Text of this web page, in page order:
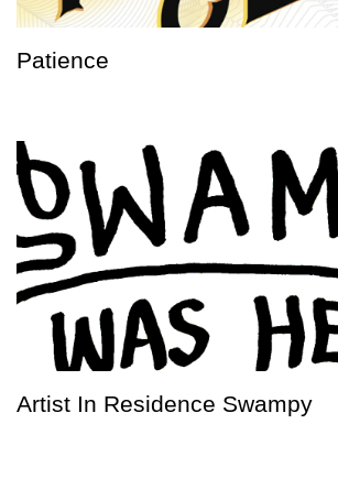
Patience
Artist In Residence Swampy